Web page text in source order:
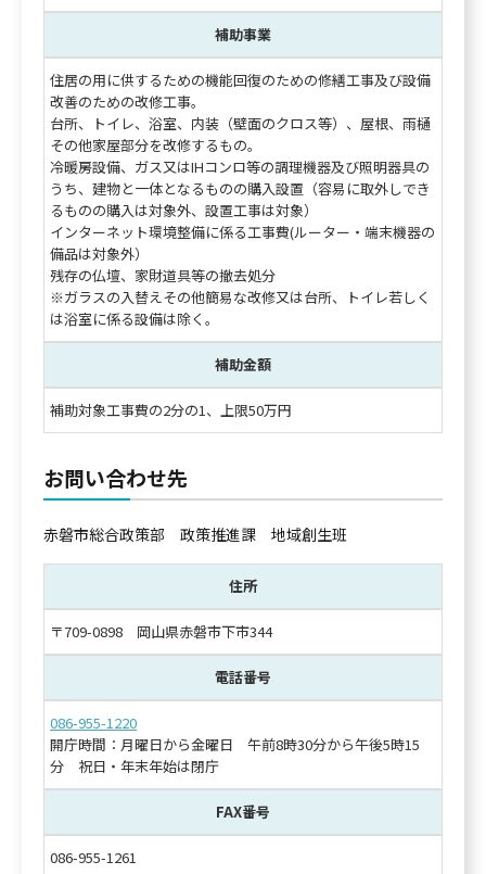
補助事業
住居の用に供するための機能回復のための修繕工事及び設備
改善のための改修工事。
台所、トイレ、浴室、内装（壁面のクロス等）、屋根、雨樋
その他家屋部分を改修するもの。
冷暖房設備、ガス又はIHコンロ等の調理機器及び照明器具の
うち、建物と一体となるものの購入設置（容易に取外しでき
るものの購入は対象外、設置工事は対象）
インターネット環境整備に係る工事費(ルーター・端末機器の
備品は対象外）
残存の仏壇、家財道具等の撤去処分
※ガラスの入替えその他簡易な改修又は台所、トイレ若しく
は浴室に係る設備は除く。
補助金額
補助対象工事費の2分の1、上限50万円
お問い合わせ先
赤磐市総合政策部 政策推進課 地域創生班
住所
〒709-0898 岡山県赤磐市下市344
電話番号
086-955-1220
開庁時間：月曜日から金曜日 午前8時30分から午後5時15
分 祝日・年末年始は閉庁
FAX番号
086-955-1261